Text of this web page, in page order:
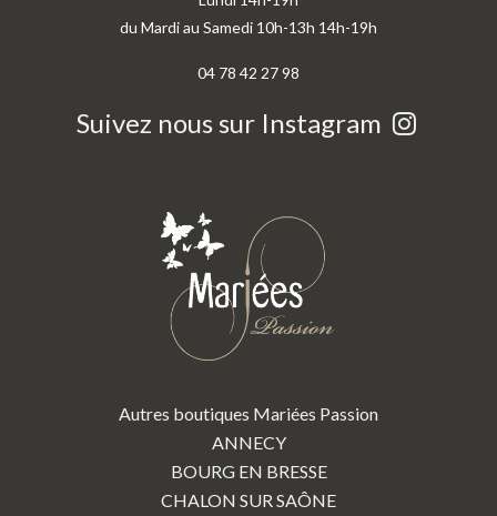
du Mardi au Samedi 10h-13h 14h-19h
04 78 42 27 98
Suivez nous sur Instagram
Autres boutiques Mariées Passion
ANNECY
BOURG EN BRESSE
CHALON SUR SAÔNE